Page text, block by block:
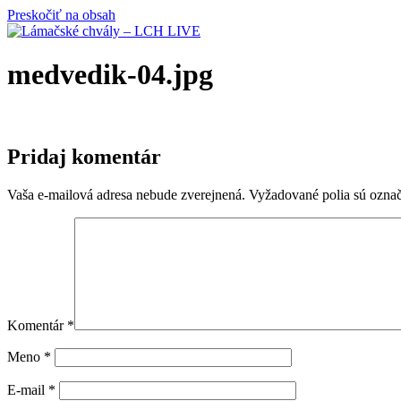
Preskočiť na obsah
medvedik-04.jpg
Pridaj komentár
Vaša e-mailová adresa nebude zverejnená. Vyžadované polia sú
Komentár *
Meno *
E-mail *